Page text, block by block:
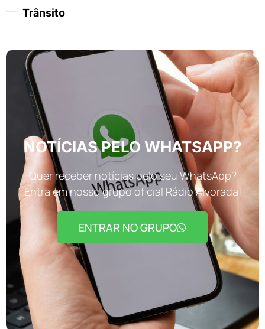
Trânsito
NOTÍCIAS PELO WHATSAPP?
Quer receber notícias pelo seu WhatsApp?
Entra em nosso grupo oficial Rádio Alvorada!
ENTRAR NO GRUPO